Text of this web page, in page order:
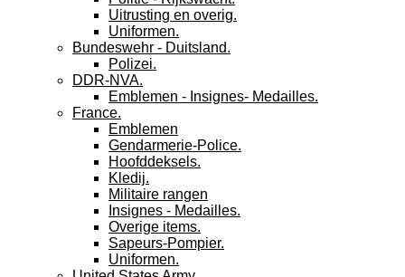
Uitrusting en overig.
Uniformen.
Bundeswehr - Duitsland.
Polizei.
DDR-NVA.
Emblemen - Insignes- Medailles.
France.
Emblemen
Gendarmerie-Police.
Hoofddeksels.
Kledij.
Militaire rangen
Insignes - Medailles.
Overige items.
Sapeurs-Pompier.
Uniformen.